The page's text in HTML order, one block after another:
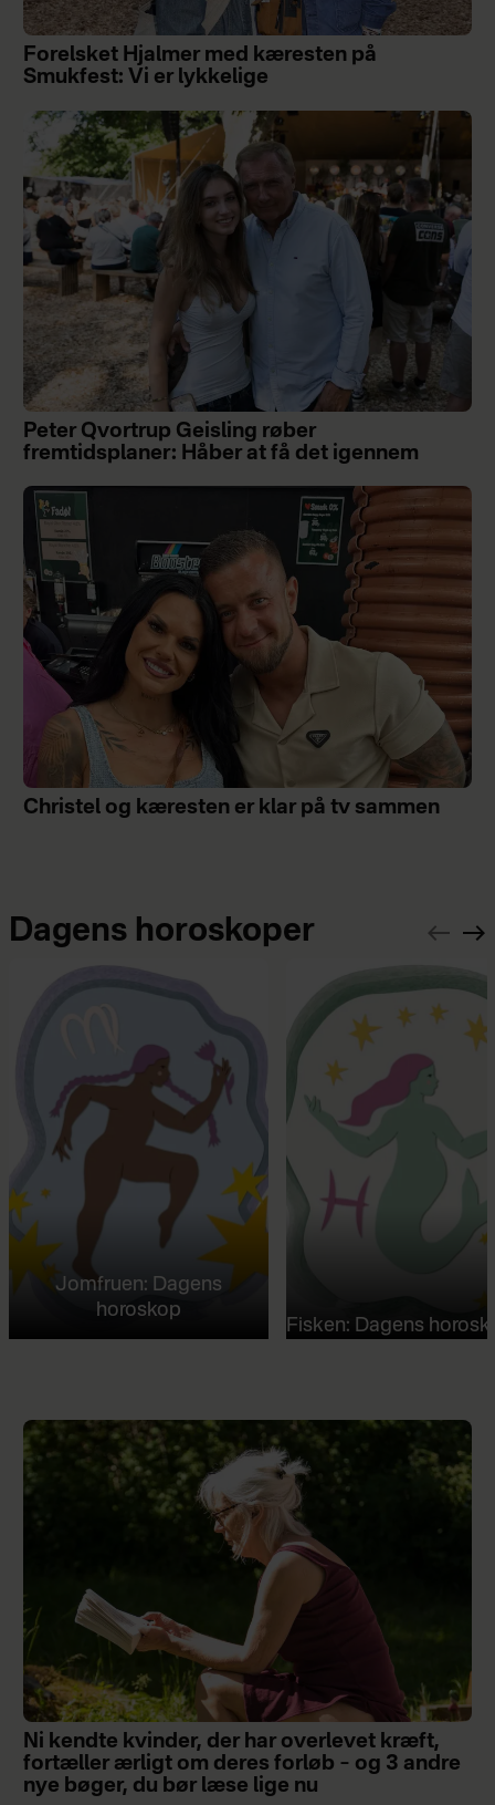
Forelsket Hjalmer med kæresten på
Smukfest: Vi er lykkelige
Peter Qvortrup Geisling røber
fremtidsplaner: Håber at få det igennem
Christel og kæresten er klar på tv sammen
Dagens horoskoper
Jomfruen: Dagens
horoskop
Fisken: Dagens
Ni kendte kvinder, der har overlevet kræft,
fortæller ærligt om deres forløb – og 3 andre
nye bøger, du bør læse lige nu